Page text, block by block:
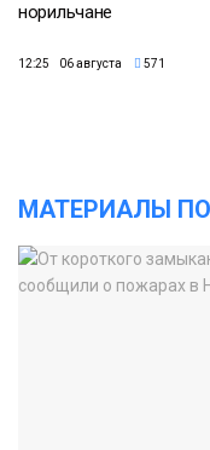
норильчане
12:25 06 августа 571
МАТЕРИАЛЫ